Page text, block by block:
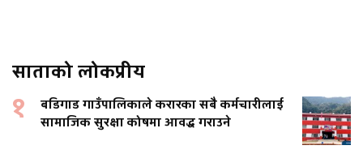
साताको लोकप्रीय
१
बडिगाड गाउँपालिकाले करारका सबै कर्मचारीलाई
सामाजिक सुरक्षा कोषमा आवद्ध गराउने